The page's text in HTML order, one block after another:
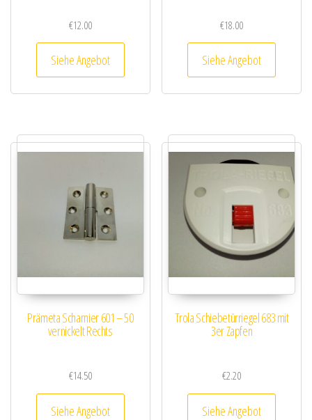
€12.00
Siehe Angebot
€18.00
Siehe Angebot
Prämeta Scharnier 601 – 50
vernickelt Rechts
€14.50
Siehe Angebot
Trola Schiebetürriegel 683 mit
3er Zapfen
€2.20
Siehe Angebot